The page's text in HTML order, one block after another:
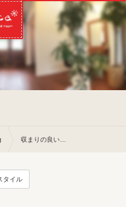
収まりの良い髪になれる施術〇〇
タイル